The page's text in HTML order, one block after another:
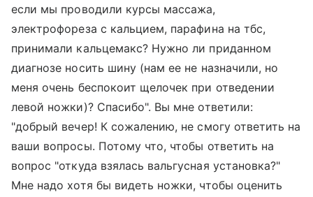
если мы проводили курсы массажа,
электрофореза с кальцием, парафина на тбс,
принимали кальцемакс? Нужно ли приданном
диагнозе носить шину (нам ее не назначили, но
меня очень беспокоит щелочек при отведении
левой ножки)? Спасибо". Вы мне ответили:
"добрый вечер! К сожалению, не смогу ответить на
ваши вопросы. Потому что, чтобы ответить на
вопрос "откуда взялась вальгусная установка?"
Мне надо хотя бы видеть ножки, чтобы оценить